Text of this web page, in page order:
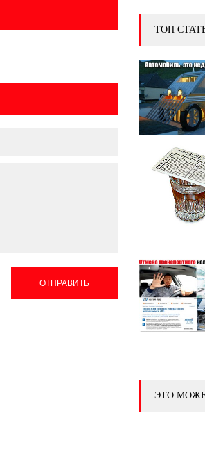
ОТПРАВИТЬ
ТОП
ЭТО